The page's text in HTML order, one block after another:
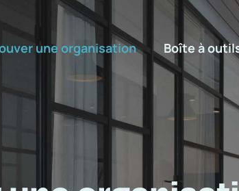
une organisation Boîte à